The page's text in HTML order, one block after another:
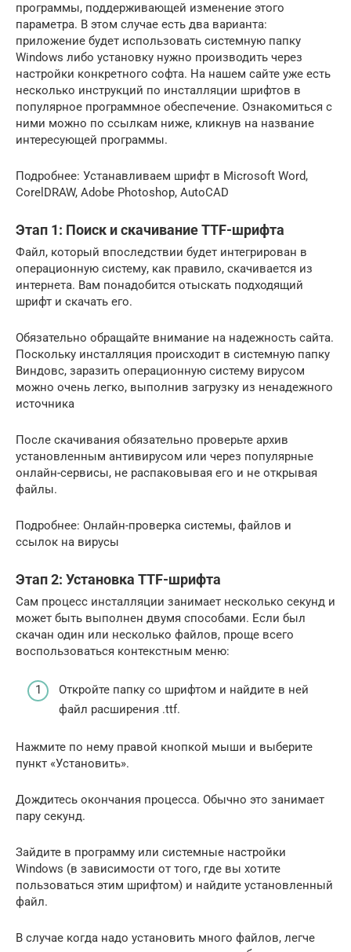
программы, поддерживающей изменение этого
параметра. В этом случае есть два варианта:
приложение будет использовать системную папку
Windows либо установку нужно производить через
настройки конкретного софта. На нашем сайте уже есть
несколько инструкций по инсталляции шрифтов в
популярное программное обеспечение. Ознакомиться с
ними можно по ссылкам ниже, кликнув на название
интересующей программы.
Подробнее: Устанавливаем шрифт в Microsoft Word,
CorelDRAW, Adobe Photoshop, AutoCAD
Этап 1: Поиск и скачивание TTF-шрифта
Файл, который впоследствии будет интегрирован в
операционную систему, как правило, скачивается из
интернета. Вам понадобится отыскать подходящий
шрифт и скачать его.
Обязательно обращайте внимание на надежность сайта.
Поскольку инсталляция происходит в системную папку
Виндовс, заразить операционную систему вирусом
можно очень легко, выполнив загрузку из ненадежного
источника
После скачивания обязательно проверьте архив
установленным антивирусом или через популярные
онлайн-сервисы, не распаковывая его и не открывая
файлы.
Подробнее: Онлайн-проверка системы, файлов и
ссылок на вирусы
Этап 2: Установка TTF-шрифта
Сам процесс инсталляции занимает несколько секунд и
может быть выполнен двумя способами. Если был
скачан один или несколько файлов, проще всего
воспользоваться контекстным меню:
Откройте папку со шрифтом и найдите в ней
файл расширения .ttf.
Нажмите по нему правой кнопкой мыши и выберите
пункт «Установить».
Дождитесь окончания процесса. Обычно это занимает
пару секунд.
Зайдите в программу или системные настройки
Windows (в зависимости от того, где вы хотите
пользоваться этим шрифтом) и найдите установленный
файл.
В случае когда надо установить много файлов, легче